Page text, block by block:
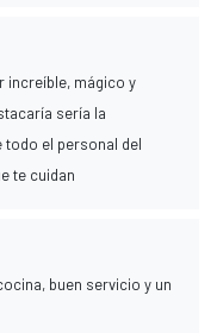
increíble, mágico y
sería la
todo el personal del
te cuidan
buen servicio y un